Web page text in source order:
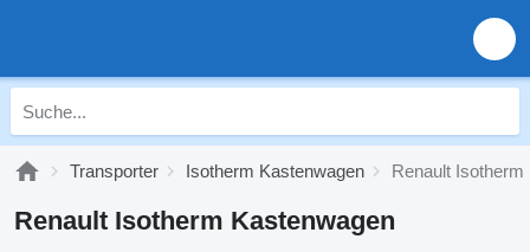
Transporter Isotherm Kastenwagen Renault
Renault Isotherm Kastenwagen